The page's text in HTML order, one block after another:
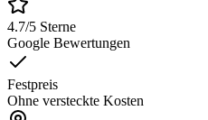
4.7/5 Sterne
Google Bewertungen
Festpreis
Ohne versteckte Kosten